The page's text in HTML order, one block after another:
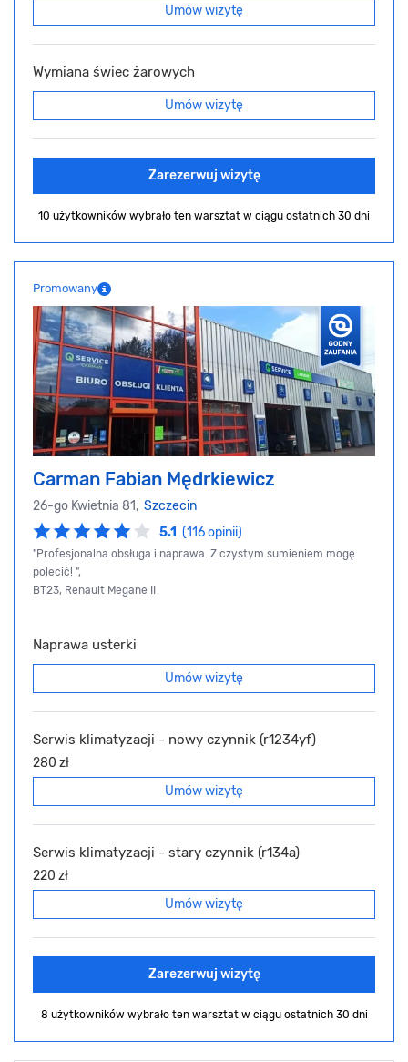
Umów wizytę
Wymiana świec żarowych
Umów wizytę
Zarezerwuj wizytę
10 użytkowników wybrało ten warsztat w ciągu ostatnich 30 dni
Promowany
Carman Fabian Mędrkiewicz
26-go Kwietnia 81, Szczecin
5.1 (116 opinii)
"Profesjonalna obsługa i naprawa. Z czystym sumieniem mogę
polecić! ",
BT23, Renault Megane II
Naprawa usterki
Umów wizytę
Serwis klimatyzacji - nowy czynnik (r1234yf)
280 zł
Umów wizytę
Serwis klimatyzacji - stary czynnik (r134a)
220 zł
Umów wizytę
Zarezerwuj wizytę
8 użytkowników wybrało ten warsztat w ciągu ostatnich 30 dni